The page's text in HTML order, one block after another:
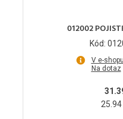
012002
Kód:
V e-
Na dotaz
25.94